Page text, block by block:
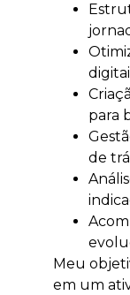
para
de
Meu
em um